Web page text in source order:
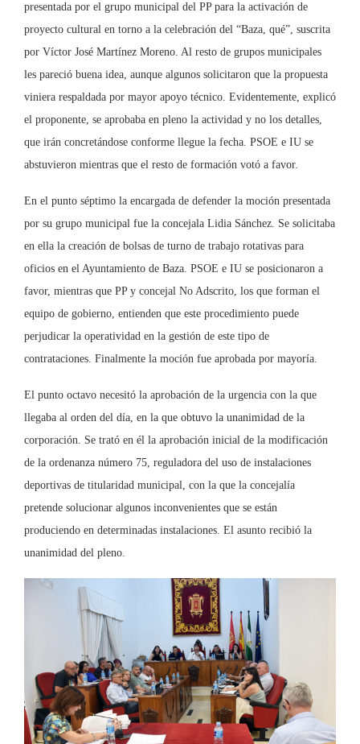
presentada por el grupo municipal del PP para la activación de
proyecto cultural en torno a la celebración del “Baza, qué”, suscrita
por Víctor José Martínez Moreno. Al resto de grupos municipales
les pareció buena idea, aunque algunos solicitaron que la propuesta
viniera respaldada por mayor apoyo técnico. Evidentemente, explicó
el proponente, se aprobaba en pleno la actividad y no los detalles,
que irán concretándose conforme llegue la fecha. PSOE e IU se
abstuvieron mientras que el resto de formación votó a favor.
En el punto séptimo la encargada de defender la moción presentada
por su grupo municipal fue la concejala Lidia Sánchez. Se solicitaba
en ella la creación de bolsas de turno de trabajo rotativas para
oficios en el Ayuntamiento de Baza. PSOE e IU se posicionaron a
favor, mientras que PP y concejal No Adscrito, los que forman el
equipo de gobierno, entienden que este procedimiento puede
perjudicar la operatividad en la gestión de este tipo de
contrataciones. Finalmente la moción fue aprobada por mayoría.
El punto octavo necesitó la aprobación de la urgencia con la que
llegaba al orden del día, en la que obtuvo la unanimidad de la
corporación. Se trató en él la aprobación inicial de la modificación
de la ordenanza número 75, reguladora del uso de instalaciones
deportivas de titularidad municipal, con la que la concejalía
pretende solucionar algunos inconvenientes que se están
produciendo en determinadas instalaciones. El asunto recibió la
unanimidad del pleno.